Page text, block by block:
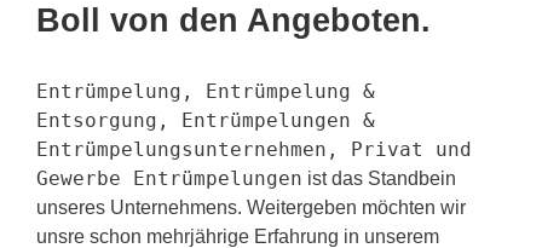
Boll von den Angeboten.
Entrümpelung, Entrümpelung &
Entsorgung, Entrümpelungen &
Entrümpelungsunternehmen, Privat und
Gewerbe Entrümpelungen ist das Standbein
unseres Unternehmens. Weitergeben möchten wir
unsre schon mehrjährige Erfahrung in unserem